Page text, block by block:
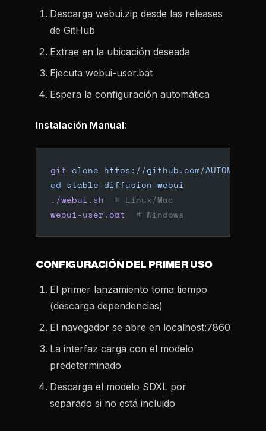
Descarga webui.zip desde las releases
de GitHub
Extrae en la ubicación deseada
Ejecuta webui-user.bat
Espera la configuración automática
Instalación Manual:
git clone https://github.com/
cd stable-diffusion-webui
./webui.sh
  # Linux/Mac
webui-user.bat
  # Windows
CONFIGURACIÓN DEL PRIMER USO
El primer lanzamiento toma tiempo
(descarga dependencias)
El navegador se abre en localhost:7860
La interfaz carga con el modelo
predeterminado
Descarga el modelo SDXL por
separado si no está incluido